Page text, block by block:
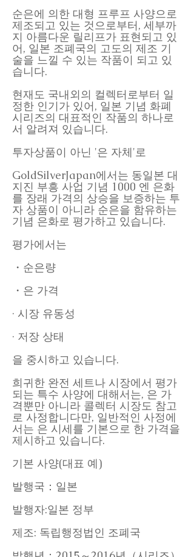
순은에 의한 대형 프루프 사양으로
제조되고 있는 것으로부터, 세부까
지 아름다운 릴리프가 표현되고 있
어, 일본 조폐국의 고도의 제조 기
술을 느낄 수 있는 작품이 되고 있
습니다.
현재도 국내외의 컬렉터로부터 일
정한 인기가 있어, 일본 기념 화폐
시리즈의 대표적인 작품의 하나로
서 알려져 있습니다.
투자상품이 아닌 '은 자체'로
GoldSilverJapan에서는 동일본 대
지진 부흥 사업 기념 1000 엔 은화
를 장래 가격의 상승을 보증하는 투
자 상품이 아니라 순은을 함유하는
기념 은화로 평가하고 있습니다.
평가에서는
・순은량
・은 가격
· 시장 유동성
· 저장 상태
을 중시하고 있습니다.
희귀한 완전 세트나 시장에서 평가
되는 특수 사양에 대해서는, 은 가
격뿐만 아니라 콜렉터 시장도 참고
로 사정합니다만, 일반적인 사정에
서는 은 시세를 기본으로 한 가격을
제시하고 있습니다.
기본 사양(대표 예)
발행국：일본
발행자:일본 정부
제조: 독립행정법인 조폐국